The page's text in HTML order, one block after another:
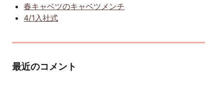
春キャベツのキャベツメンチ
4/1入社式
最近のコメント